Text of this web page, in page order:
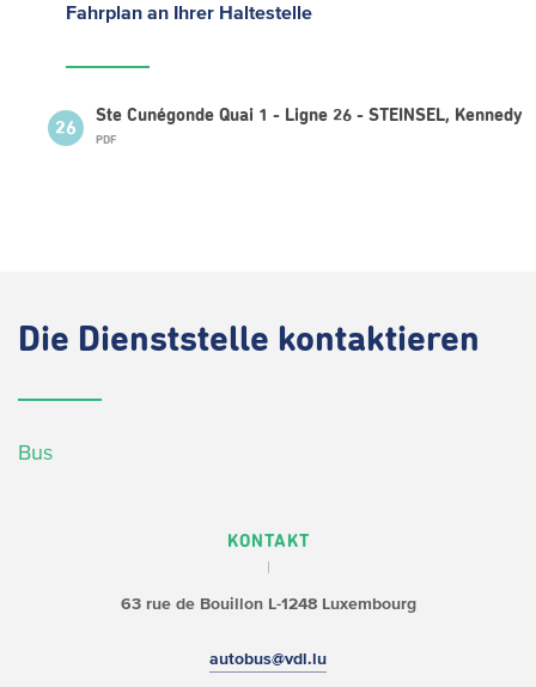
Fahrplan an Ihrer Haltestelle
26
Ste Cunégonde Quai 1 - Ligne 26 - STEINSEL, Kennedy
PDF
Die Dienststelle kontaktieren
Bus
KONTAKT
63 rue de BouillonL-1248 Luxembourg
autobus@vdl.lu